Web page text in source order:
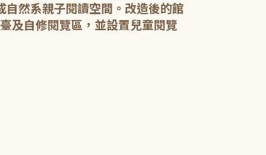
然系親子閱讀空間。改造後的館
及自修閱覽區，並設置兒童閱覽